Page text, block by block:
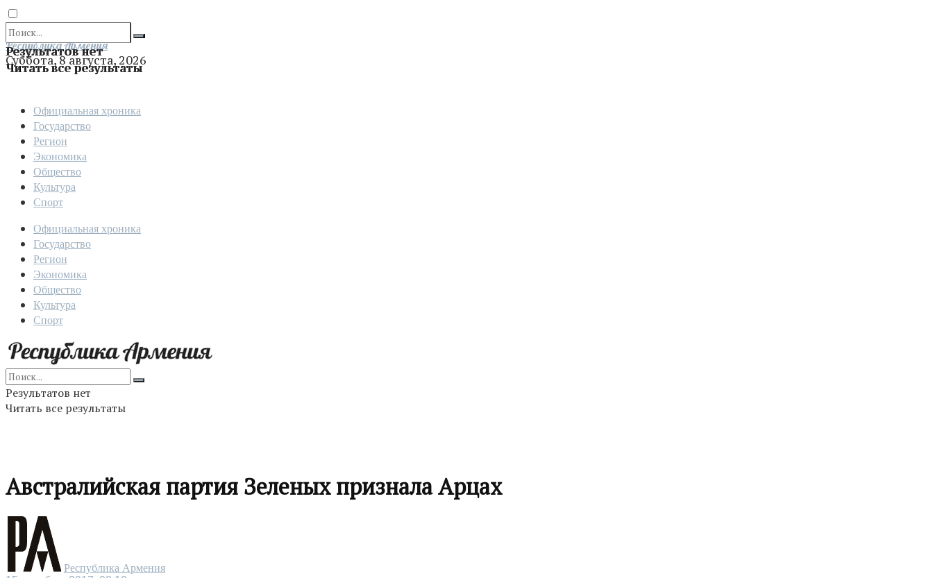
Результатов нет
Читать все результаты
Отправить
Республика Армения
Суббота, 8 августа, 2026
Официальная хроника
Государство
Регион
Экономика
Общество
Культура
Спорт
Официальная хроника
Государство
Регион
Экономика
Общество
Культура
Спорт
Результатов нет
Читать все результаты
Австралийская партия Зеленых признала Арцах
Республика Армения